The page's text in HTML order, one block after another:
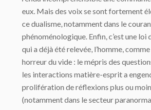
eux. Mais des voix se sont fortement
ce dualisme, notamment dans le
phénoménologique. Enfin, c’est une loi
qui a déjà été relevée, l’homme,
horreur du vide : le mépris des
les interactions matière-esprit a
prolifération de réflexions plus ou
(notamment dans le secteur